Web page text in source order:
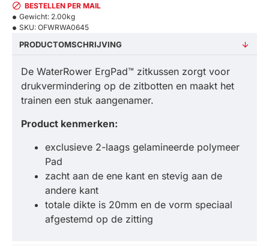
BESTELLEN PER MAIL
Gewicht: 2.00kg
SKU: OFWRWA0645
PRODUCTOMSCHRIJVING
De WaterRower ErgPad™ zitkussen zorgt voor
drukvermindering op de zitbotten en maakt het
trainen een stuk aangenamer.
Product kenmerken:
exclusieve 2-laags gelamineerde polymeer
Pad
zacht aan de ene kant en stevig aan de
andere kant
totale dikte is 20mm en de vorm speciaal
afgestemd op de zitting